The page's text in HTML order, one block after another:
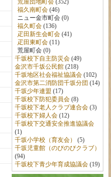
荒屋団地町会(352)
福久南町会(46)
ニュー金市町会 (0)
福久町会(136)
疋田新生会町会(41)
疋田東町会(11)
荒屋町会 (0)
千坂校下自主防災会(49)
金沢市千坂公民館(218)
千坂地区社会福祉協議会(102)
金沢市第二消防団千坂分団 (14)
千坂少年連盟 (17)
千坂校下防犯委員会(8)
千坂校下老人クラブ連合会(3)
千坂校下婦人会(12)
千坂校下交通安全推進協議会
(1)
千坂小学校（育友会）
(5)
千坂児童館（のびのびクラブ）
(94)
千坂校下青少年育成協議会(19)